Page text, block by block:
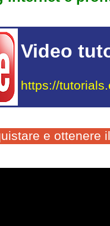
Video
https://
e ottenere